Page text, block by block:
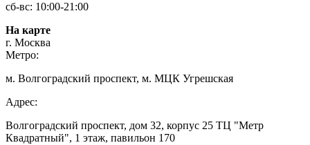
сб-вс: 10:00-21:00
На карте
г. Москва
Метро:
м. Волгоградский проспект, м. МЦК Угрешская
Адрес:
Волгоградский проспект, дом 32, корпус 25 ТЦ "Метр
Квадратный", 1 этаж, павильон 170